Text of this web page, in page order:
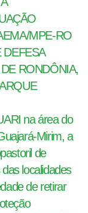
MPE-RO
DEFESA
RONDÔNIA,
na área do
Mirim, a
de
localidades
de retirar